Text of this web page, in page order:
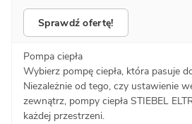
Sprawdź ofertę!
Pompa ciepła
Wybierz pompę ciepła, która pasuje
Niezależnie od tego, czy ustawienie
zewnątrz, pompy ciepła STIEBEL
każdej przestrzeni.